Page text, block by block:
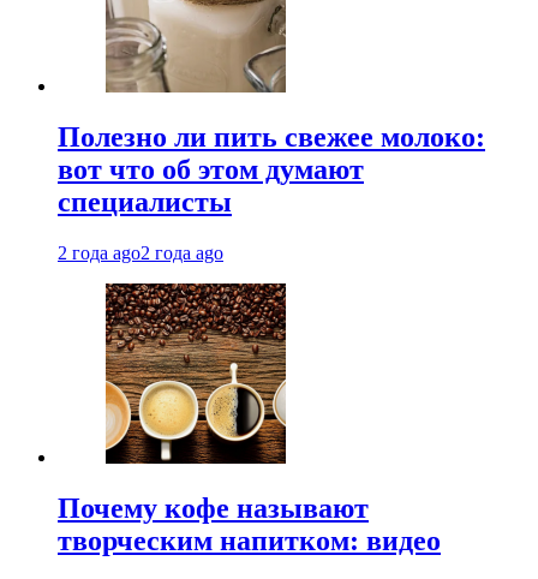
Полезно ли пить свежее молоко:
вот что об этом думают
специалисты
2 года ago2 года ago
Почему кофе называют
творческим напитком: видео